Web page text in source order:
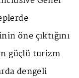
öne çıktığını
güçlü turizm
dengeli